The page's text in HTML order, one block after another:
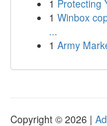
1 Protecting
1 Winbox
...
1 Army
Copyright © 2026 |